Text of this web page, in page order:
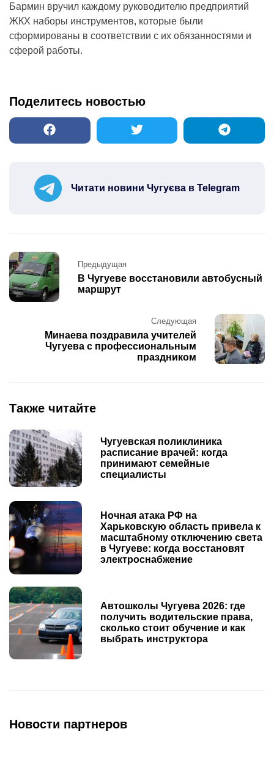
Бармин вручил каждому руководителю предприятий
ЖКХ наборы инструментов, которые были
сформированы в соответствии с их обязанностями и
сферой работы.
Поделитесь новостью
Читати новини Чугуєва в Telegram
Post
navigation
Предыдущая
В Чугуеве восстановили автобусный
маршрут
Следующая
Минаева поздравила учителей
Чугуева с профессиональным
праздником
Также читайте
Чугуевская поликлиника
расписание врачей: когда
принимают семейные
специалисты
Ночная атака РФ на
Харьковскую область привела к
масштабному отключению света
в Чугуеве: когда восстановят
электроснабжение
Автошколы Чугуева 2026: где
получить водительские права,
сколько стоит обучение и как
выбрать инструктора
Новости партнеров